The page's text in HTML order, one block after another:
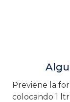
Previene la
colocando 1